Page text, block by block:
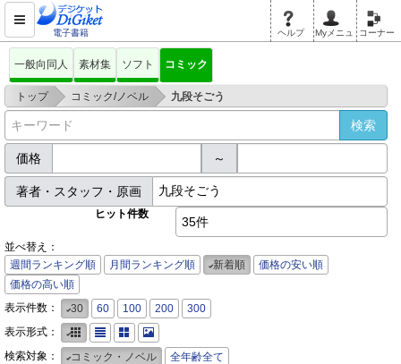
電子書籍 ヘルプ Myメニュ コーナー
一般向同人 素材集 ソフト コミック
トップ > コミック/ノベル > 九段そごう
価格 ～
著者・スタッフ・原画
ヒット件数
35件
並べ替え：
週間ランキング順
月間ランキング順 新着順
価格の安い順
価格の高い順
表示件数：
30 60 100 200
300
表示形式：
検索対象：
コミック・ノベル
全年齢全て